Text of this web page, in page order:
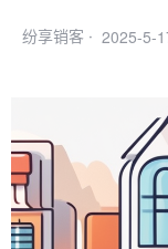
纷享销客 · 2025-5-